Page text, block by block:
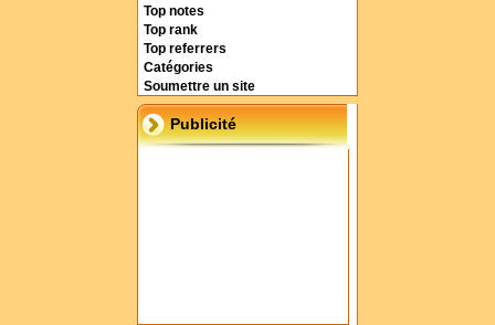
Top notes
Top rank
Top referrers
Catégories
Soumettre un site
Publicité